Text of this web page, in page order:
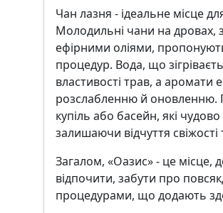
Чан лазня - ідеальне місце
Молодильні чани на дровах,
ефірними оліями,
процедур. Вода, що
властивості трав, а аромати
розслабленню й оновленню.
купіль або басейн, які
залишаючи відчуття свіжості
Загалом, «Оазис» - це
відпочити, забути про
процедурами, що додають